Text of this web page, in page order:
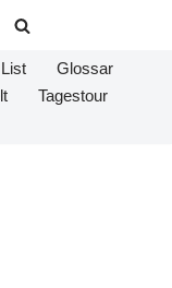
Glossar
Tagestour